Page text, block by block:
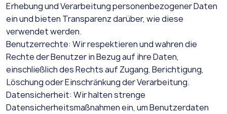
Erhebung und Verarbeitung personenbezogener Daten
ein und bieten Transparenz darüber, wie diese
verwendet werden.
Benutzerrechte: Wir respektieren und wahren die
Rechte der Benutzer in Bezug auf ihre Daten,
einschließlich des Rechts auf Zugang, Berichtigung,
Löschung oder Einschränkung der Verarbeitung.
Datensicherheit: Wir halten strenge
Datensicherheitsmaßnahmen ein, um Benutzerdaten